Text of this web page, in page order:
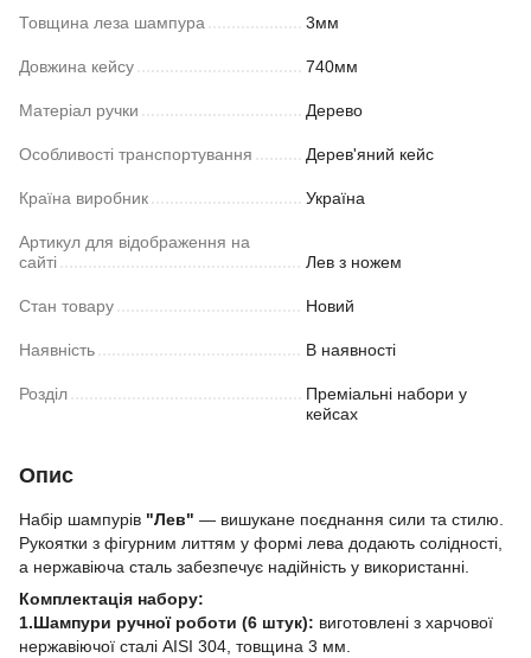
Товщина леза шампура 3мм
Довжина кейсу 740мм
Матеріал ручки Дерево
Особливості транспортування Дерев'яний кейс
Країна виробник Україна
Артикул для відображення на
сайті
Лев з ножем
Стан товару Новий
Наявність В наявності
Розділ
Преміальні набори у
кейсах
Опис
Набір шампурів "Лев" — вишукане поєднання сили та стилю.
Рукоятки з фігурним литтям у формі лева додають солідності,
а нержавіюча сталь забезпечує надійність у використанні.
Комплектація набору:
1.Шампури ручної роботи (6 штук): виготовлені з харчової
нержавіючої сталі AISI 304, товщина 3 мм.